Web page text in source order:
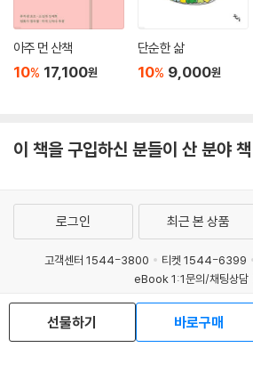
아주 먼 산책
10% 17,100원
단순한 삶
10% 9,000원
이 책을 구입하신 분들이 산 분야 책
선물하기 바로구매
로그인 최근 본 상품
고객센터 1544-3800 티켓 1544-6399
eBook 1:1문의/채팅상담
예스이십사(주) 사업자 정보
이용약관
개인정보처리방침